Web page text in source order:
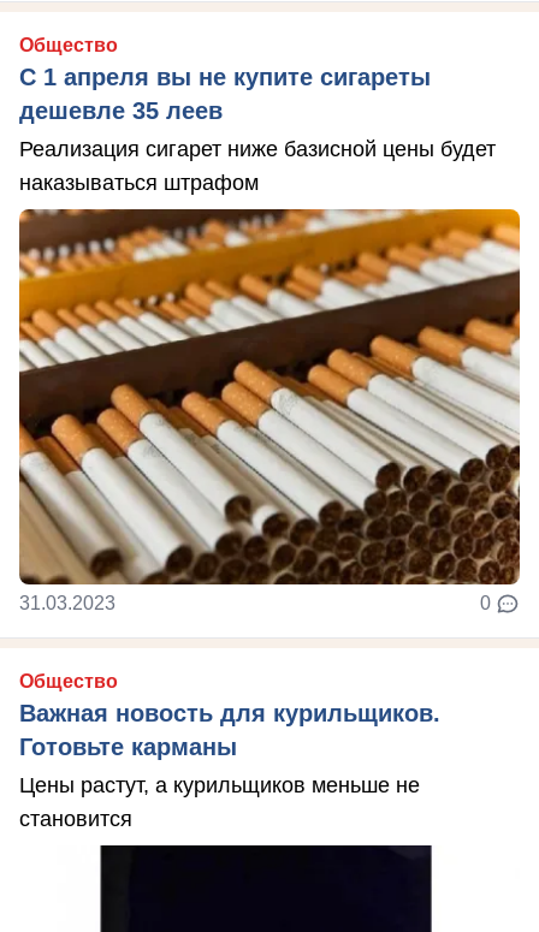
Общество
С 1 апреля вы не купите сигареты
дешевле 35 леев
Реализация сигарет ниже базисной цены будет
наказываться штрафом
31.03.2023 0
Общество
Важная новость для курильщиков.
Готовьте карманы
Цены растут, а курильщиков меньше не
становится